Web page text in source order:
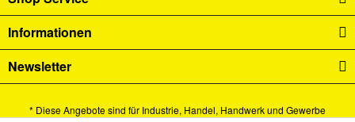
Informationen
Newsletter
* Diese Angebote sind für Industrie, Handel, Handwerk und Gewerbe